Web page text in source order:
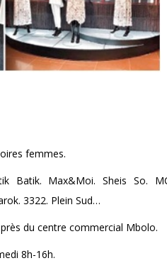
femmes.
Batik. Max&Moi. Sheis So.
3322. Plein Sud…
du centre commercial Mbolo.
8h-16h.